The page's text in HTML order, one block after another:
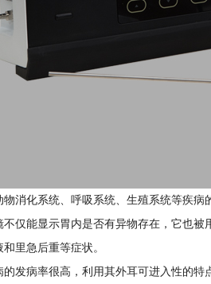
消化系统、呼吸系统、生殖系统等疾
仅能显示胃内是否有异物存在，它也
里急后重等症状。
发病率很高，利用其外耳可进入性的特